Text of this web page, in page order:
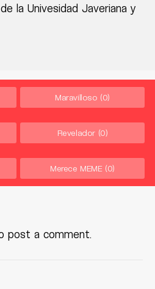
la Univesidad Javeriana y
Maravilloso (0)
Revelador (0)
Merece MEME (0)
post a comment.